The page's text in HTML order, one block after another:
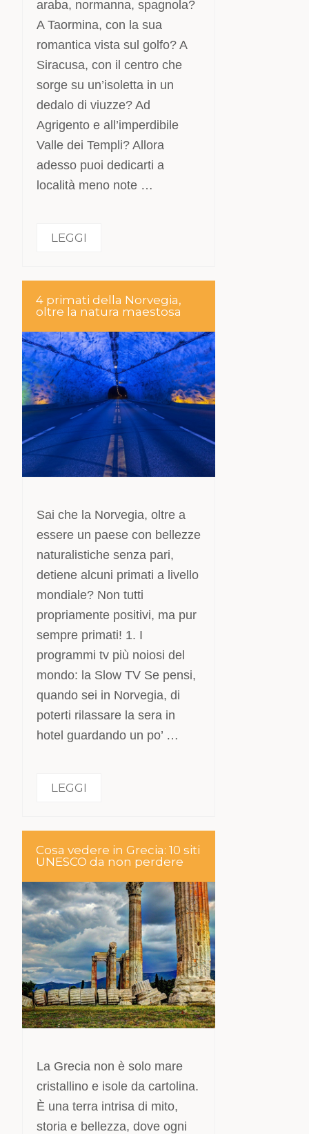
araba, normanna, spagnola?
A Taormina, con la sua
romantica vista sul golfo? A
Siracusa, con il centro che
sorge su un’isoletta in un
dedalo di viuzze? Ad
Agrigento e all’imperdibile
Valle dei Templi? Allora
adesso puoi dedicarti a
località meno note …
LEGGI
4 primati della Norvegia,
oltre la natura maestosa
Sai che la Norvegia, oltre a
essere un paese con bellezze
naturalistiche senza pari,
detiene alcuni primati a livello
mondiale? Non tutti
propriamente positivi, ma pur
sempre primati! 1. I
programmi tv più noiosi del
mondo: la Slow TV Se pensi,
quando sei in Norvegia, di
poterti rilassare la sera in
hotel guardando un po’ …
LEGGI
Cosa vedere in Grecia: 10 siti
UNESCO da non perdere
La Grecia non è solo mare
cristallino e isole da cartolina.
È una terra intrisa di mito,
storia e bellezza, dove ogni